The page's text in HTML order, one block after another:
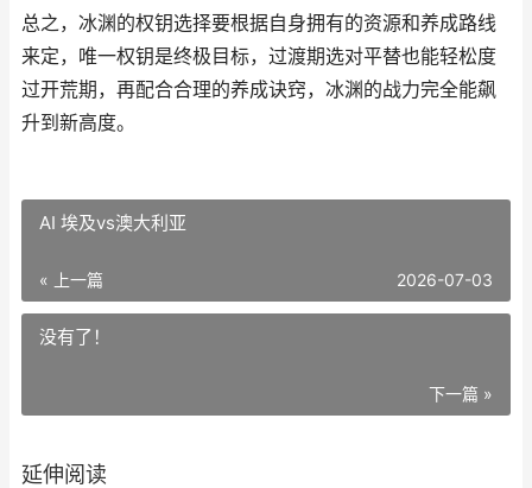
总之，冰渊的权钥选择要根据自身拥有的资源和养成路线
来定，唯一权钥是终极目标，过渡期选对平替也能轻松度
过开荒期，再配合合理的养成诀窍，冰渊的战力完全能飙
升到新高度。
AI 埃及vs澳大利亚
« 上一篇 2026-07-03
没有了！
下一篇 »
延伸阅读